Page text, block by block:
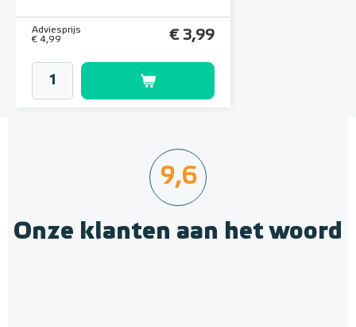
Adviesprijs
€ 4,99
€ 3,99
9,6
Onze klanten aan het woord